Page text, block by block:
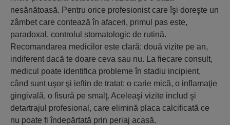
nesănătoasă. Pentru orice profesionist care îşi doreşte un
zâmbet care contează în afaceri, primul pas este,
paradoxal, controlul stomatologic de rutină.
Recomandarea medicilor este clară: două vizite pe an,
indiferent dacă te doare ceva sau nu. La fiecare consult,
medicul poate identifica probleme în stadiu incipient,
când sunt uşor şi ieftin de tratat: o carie mică, o inflamaţie
gingivală, o fisură pe smalţ. Aceleaşi vizite includ şi
detartrajul profesional, care elimină placa calcificată ce
nu poate fi îndepărtată prin periaj acasă.